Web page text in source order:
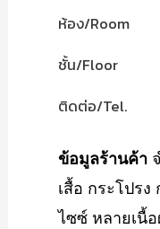
ห้อง/Room
ชั้น/Floor
ติดต่อ/Tel.
ข้อมูลร้านค้า
เสื้อ กระโปรง
ไซซ์ หลายเนื้